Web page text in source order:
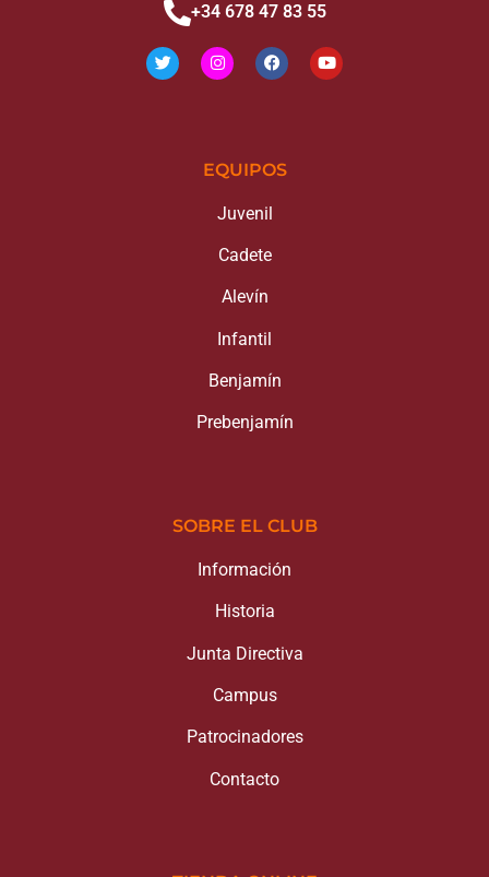
+34 678 47 83 55
EQUIPOS
Juvenil
Cadete
Alevín
Infantil
Benjamín
Prebenjamín
SOBRE EL CLUB
Información
Historia
Junta Directiva
Campus
Patrocinadores
Contacto